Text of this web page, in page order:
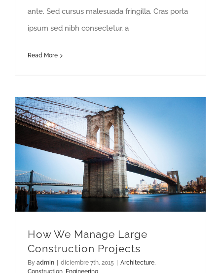
ante. Sed cursus malesuada fringilla. Cras porta
ipsum sed nibh consectetur, a
Read More
How We Manage Large
Construction Projects
By admin diciembre 7th, 2015 Architecture,